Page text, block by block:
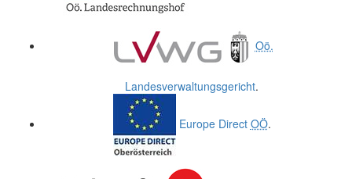
Oö.
Landesverwaltungsgericht.
Europe Direct OÖ.